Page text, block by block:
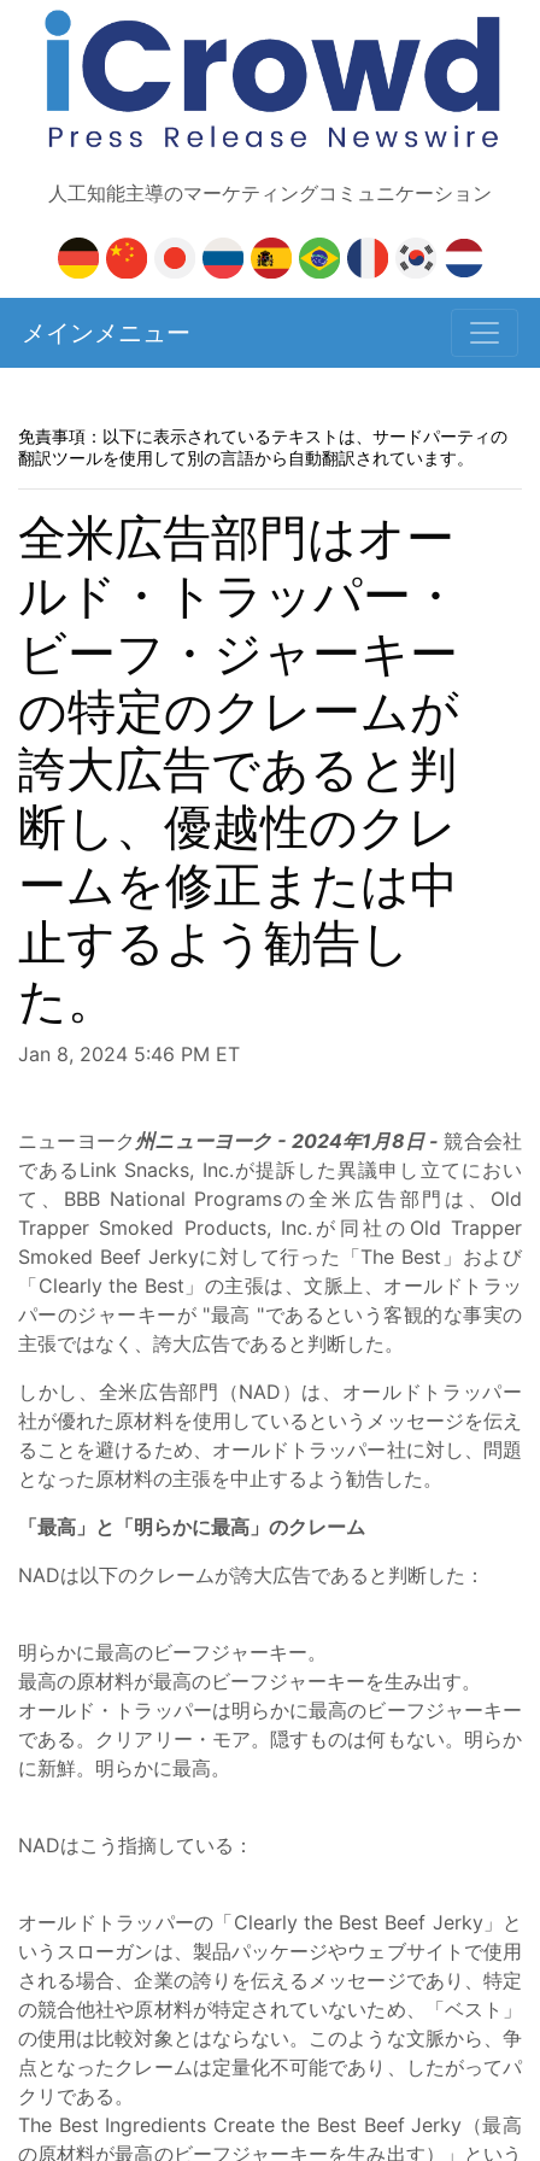
人工知能主導のマーケティングコミュニケーション
メインメニュー
免責事項：以下に表示されているテキストは、サードパーティの
翻訳ツールを使用して別の言語から自動翻訳されています。
全米広告部門はオー
ルド・トラッパー・
ビーフ・ジャーキー
の特定のクレームが
誇大広告であると判
断し、優越性のクレ
ームを修正または中
止するよう勧告し
た。
Jan 8, 2024 5:46 PM ET
ニューヨーク 州ニューヨーク - 2024年1月8日 - 競合会社
であるLink Snacks, Inc.が提訴した異議申し立てにおい
て、BBB National Programsの全米広告部門は、Old
Trapper Smoked Products, Inc.が同社のOld Trapper
Smoked Beef Jerkyに対して行った「The Best」および
「Clearly the Best」の主張は、文脈上、オールドトラッ
パーのジャーキーが "最高 "であるという客観的な事実の
主張ではなく、誇大広告であると判断した。
しかし、全米広告部門（NAD）は、オールドトラッパー
社が優れた原材料を使用しているというメッセージを伝え
ることを避けるため、オールドトラッパー社に対し、問題
となった原材料の主張を中止するよう勧告した。
「最高」と「明らかに最高」のクレーム
NADは以下のクレームが誇大広告であると判断した：
明らかに最高のビーフジャーキー。
最高の原材料が最高のビーフジャーキーを生み出す。
オールド・トラッパーは明らかに最高のビーフジャーキー
である。クリアリー・モア。隠すものは何もない。明らか
に新鮮。明らかに最高。
NADはこう指摘している：
オールドトラッパーの「Clearly the Best Beef Jerky」と
いうスローガンは、製品パッケージやウェブサイトで使用
される場合、企業の誇りを伝えるメッセージであり、特定
の競合他社や原材料が特定されていないため、「ベスト」
の使用は比較対象とはならない。このような文脈から、争
点となったクレームは定量化不可能であり、したがってパ
クリである。
The Best Ingredients Create the Best Beef Jerky（最高
の原材料が最高のビーフジャーキーを生み出す）」という